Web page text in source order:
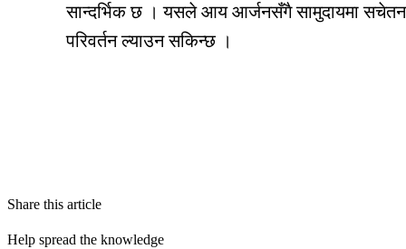
सान्दर्भिक छ । यसले आय आर्जनसँगै सामुदायमा
परिवर्तन ल्याउन सकिन्छ ।
Share this article
Help spread the knowledge